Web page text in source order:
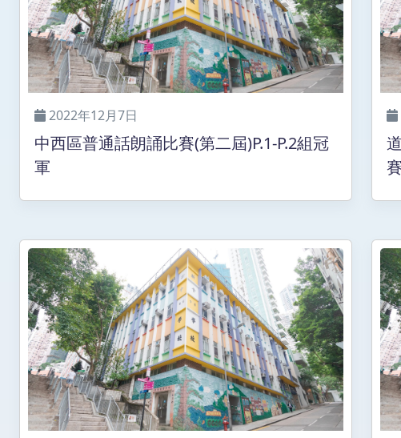
2022年12月7日
中西區普通話朗誦比賽(第二屆)P.1-P.2組冠
軍
賽